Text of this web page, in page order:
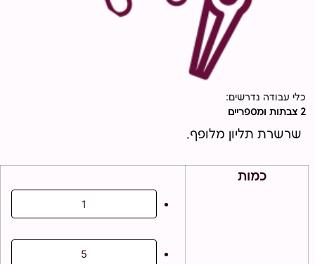
כלי עבודה נדרשים:
2 צבתות ומספריים
שרשרת תליון מלופף.
כמות
1
5